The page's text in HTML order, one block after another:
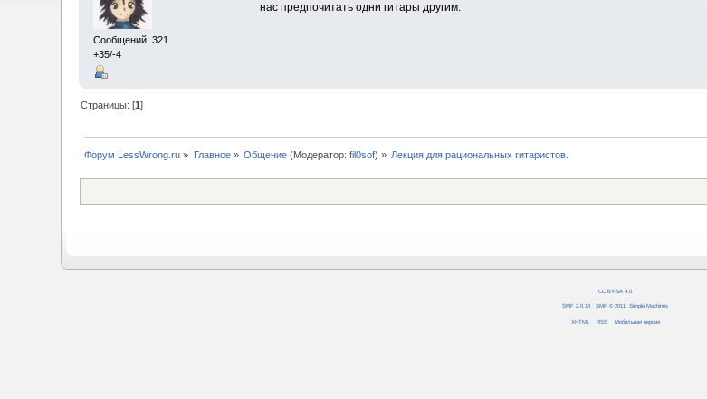
Сообщений: 321
+35/-4
нас предпочитать одни гитары другим.
Страницы: [1]
Форум LessWrong.ru » Главное» Общение (Модератор:fil0sof) » Лекция для рациональных гитаристов.
CC BY-SA 4.0
SMF 2.0.14 SMF © 2011 Simple Machines
XHTML RSS Мобильная версия